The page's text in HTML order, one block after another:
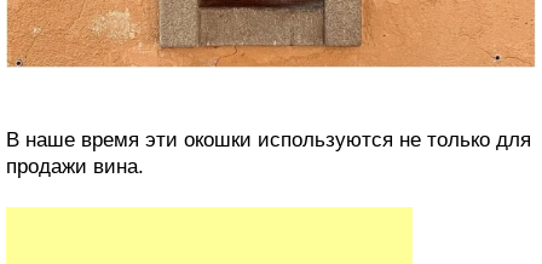
В наше время эти окошки используются не только для
продажи вина.